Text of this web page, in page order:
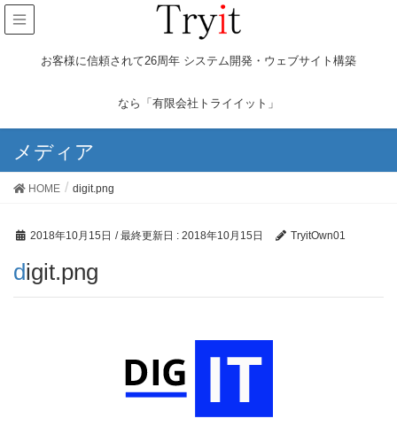
お客様に信頼されて26周年 システム開発・ウェブサイト構築
なら「有限会社トライイット」
メディア
HOME digit.png
2018年10月15日 / 最終更新日 : 2018年10月15日 TryitOwn01
digit.png